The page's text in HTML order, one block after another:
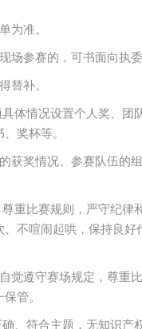
为准。
场参赛的，可书面向执
替补。
体情况设置个人奖、团
奖杯等。
获奖情况、参赛队伍的
重比赛规则，严守纪律
不喧闹起哄，保持良
觉遵守赛场规定，尊重
管。
、符合主题，无知识产